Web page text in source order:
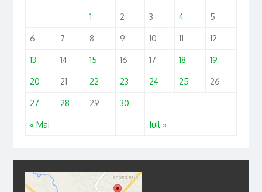
« Mai Juil »
1 2 3 4 5
6 7 8 9 10 11 12
13 14 15 16 17 18 19
20 21 22 23 24 25 26
27 28 29 30